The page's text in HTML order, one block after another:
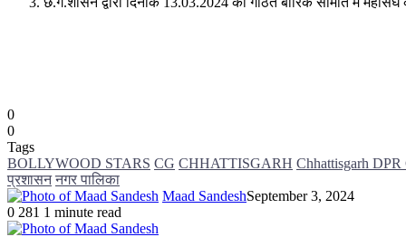
0
0
Tags
BOLLYWOOD STARS CG CHHATTISGARH Chhattisgarh
प्रशासन नगर पालिका
Maad SandeshSeptember 3, 2024
0 281 1 minute read